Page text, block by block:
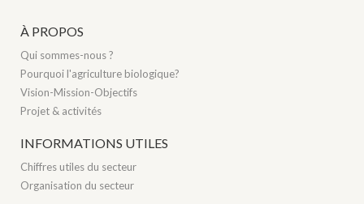
À PROPOS
Qui sommes-nous ?
Pourquoi l'agriculture biologique?
Vision-Mission-Objectifs
Projet & activités
INFORMATIONS UTILES
Chiffres utiles du secteur
Organisation du secteur